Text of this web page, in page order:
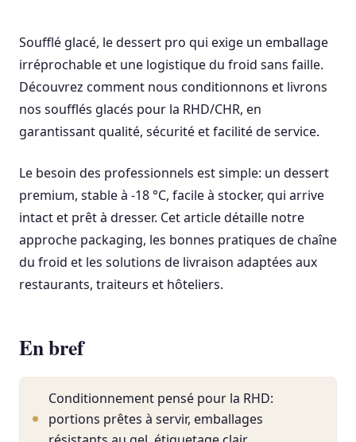
Soufflé glacé, le dessert pro qui exige un emballage
irréprochable et une logistique du froid sans faille.
Découvrez comment nous conditionnons et livrons
nos soufflés glacés pour la RHD/CHR, en
garantissant qualité, sécurité et facilité de service.
Le besoin des professionnels est simple: un dessert
premium, stable à -18 °C, facile à stocker, qui arrive
intact et prêt à dresser. Cet article détaille notre
approche packaging, les bonnes pratiques de chaîne
du froid et les solutions de livraison adaptées aux
restaurants, traiteurs et hôteliers.
En bref
Conditionnement pensé pour la RHD:
portions prêtes à servir, emballages